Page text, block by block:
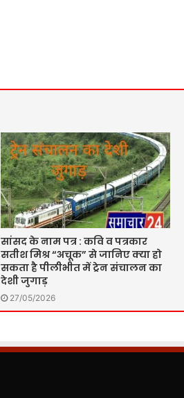
सांसद के नाम पत्र : कवि व पत्रकार
सतीश मिश्र “अचूक” से जानिए क्या हो
सकता है पीलीभीत में ट्रेन संचालन का
देशी जुगाड़
27/05/2026